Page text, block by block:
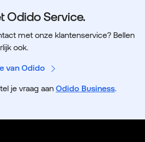
Odido Service.
met onze klantenservice? Bellen
ook.
van Odido
je vraag aan Odido Business.